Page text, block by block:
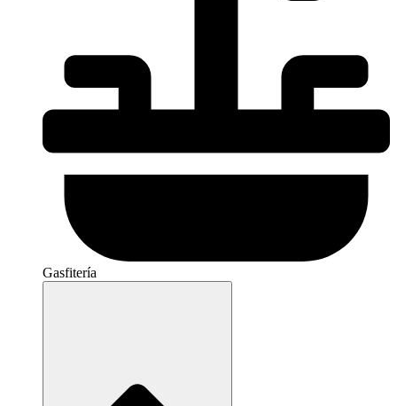
Gasfitería